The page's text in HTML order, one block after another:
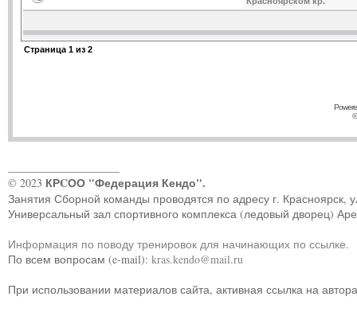
Страница 1 из 2
© 2023 КРCОО "Федерация Кендо".
Занятия Сборной команды проводятся по адресу г. Красноярск,
Универсальный зал спортивного комплекса (ледовый дворец)
Информация по поводу тренировок для начинающих по ссылке.
По всем вопросам (e-mail): kras.kendo@mail.ru
При использовании материалов сайта, активная ссылка на